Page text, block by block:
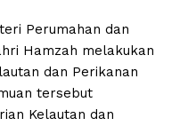
Perumahan dan
Hamzah melakukan
dan Perikanan
tersebut
Kelautan dan